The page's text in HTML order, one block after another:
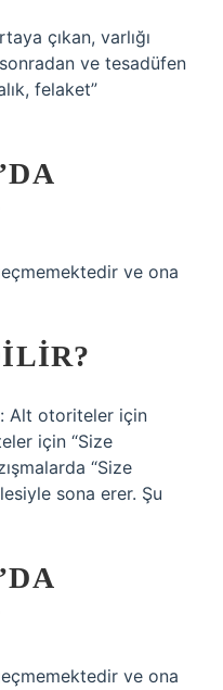
çıkan, varlığı
ve tesadüfen
felaket”
ve ona
Alt otoriteler için
için “Size
“Size
sona erer. Şu
ve ona